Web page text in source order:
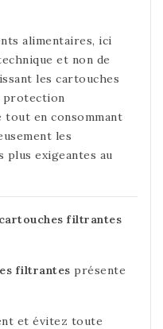
alimentaires, ici
et non de
les cartouches
protection
en consommant
les
plus exigeantes au
filtrantes
filtrantes présente
et évitez toute